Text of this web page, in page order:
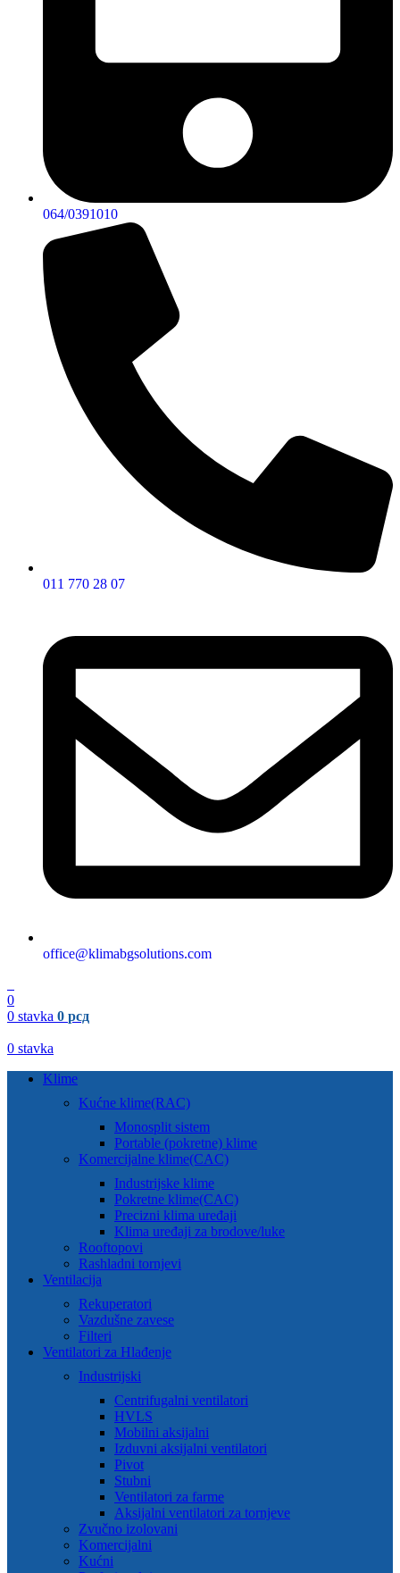
064/0391010
011 770 28 07
office@klimabgsolutions.com
0
0 stavka 0 рсд
0 stavka
Klime
Kućne klime(RAC)
Monosplit sistem
Portable (pokretne) klime
Komercijalne klime(CAC)
Industrijske klime
Pokretne klime(CAC)
Precizni klima uređaji
Klima uređaji za brodove/luke
Rooftopovi
Rashladni tornjevi
Ventilacija
Rekuperatori
Vazdušne zavese
Filteri
Ventilatori za Hlađenje
Industrijski
Centrifugalni ventilatori
HVLS
Mobilni aksijalni
Izduvni aksijalni ventilatori
Pivot
Stubni
Ventilatori za farme
Aksijalni ventilatori za tornjeve
Zvučno izolovani
Komercijalni
Kućni